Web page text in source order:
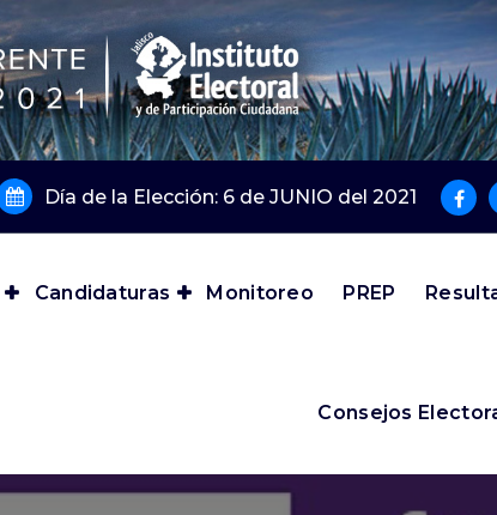
Día de la Elección: 6 de JUNIO del 2021
Candidaturas Monitoreo PREP
Consejos